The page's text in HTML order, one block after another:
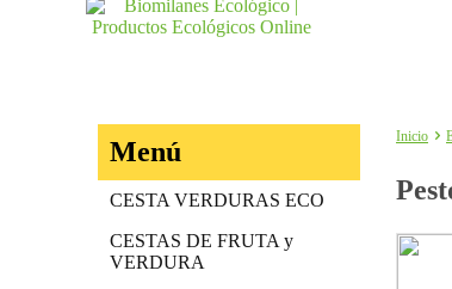
Menú
CESTA VERDURAS ECO
CESTAS DE FRUTA y
VERDURA
Inicio